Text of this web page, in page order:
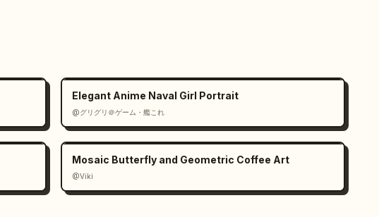
Elegant Anime Naval Girl Portrait
@グリグリ＠ゲーム・艦これ
Mosaic Butterfly and Geometric Coffee Art
@Viki